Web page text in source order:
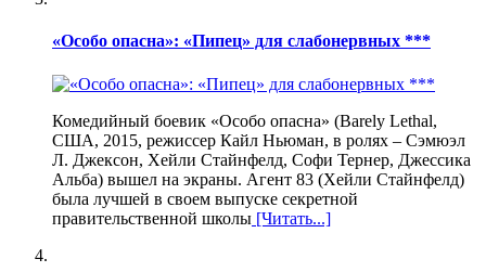
«Особо опасна»: «Пипец» для слабонервных ***
Комедийный боевик «Особо опасна» (Barely Lethal,
США, 2015, режиссер Кайл Ньюман, в ролях – Сэмюэл
Л. Джексон, Хейли Стайнфелд, Софи Тернер, Джессика
Альба) вышел на экраны. Агент 83 (Хейли Стайнфелд)
была лучшей в своем выпуске секретной
правительственной школы [Читать...]